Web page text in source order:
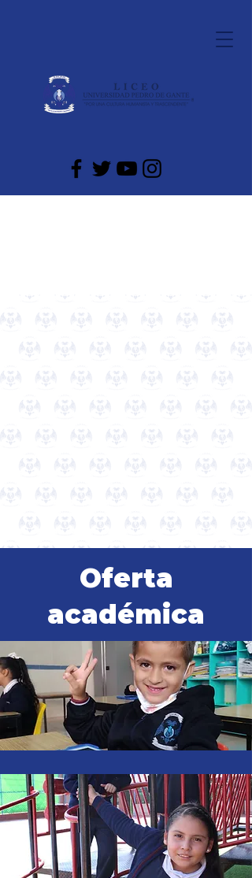
LICEO
Universidad
Pedro de
Gante
Somos una institución con 42 años de
experiencia en la formación de personas
que se destacan por su sólida preparación
comprometidos con su propio crecimiento
personal y el de su entorno.
Oferta
académica
Preescolar Bilingüe
Primaria Bilingüe